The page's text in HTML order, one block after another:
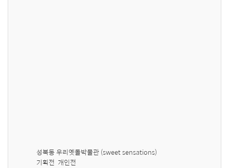
성북동 우리옛돌박물관 (sweet sensations)
기획전  개인전